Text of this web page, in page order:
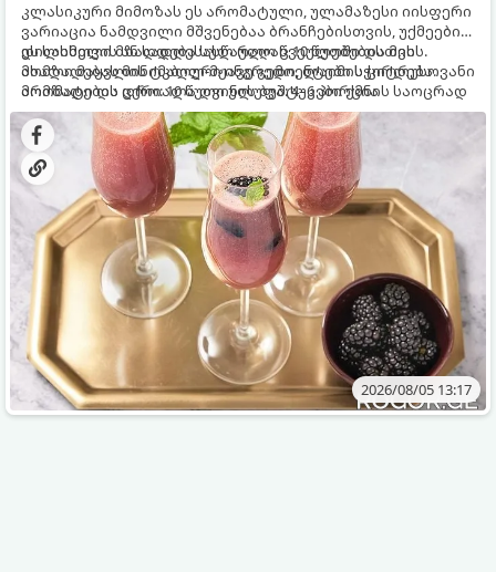
კლასიკური მიმოზას ეს არომატული, ულამაზესი იისფერი
ვარიაცია ნამდვილი მშვენებაა ბრანჩებისთვის, უქმეების
დილისთვის ან სადღესასწაულო წვეულებებისთვის.
ახალი მაყვლის ტკბილ-მჟავე გემო, ლაიმის ციტრუსოვანი
არომატი და ცქრიალა ღვინის ბუშტუკები ქმნის საოცრად
დახვეწილ და მაგრილებელ კოქტეილს.
ეს სასმელი მზადდება სულ რაღაც 10 წუთში და მის
მომზადებას მინიმალური ინგრედიენტები სჭირდება.
მომზადების დრო: 10 წუთი ულუფა: 4–6 პორცია
2026/08/05 13:17